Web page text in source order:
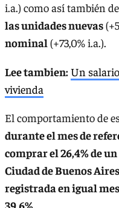
i.a.) como así también de
las unidades nuevas
nominal (+73,0% i.a.).
Lee tambien:Un
vivienda
El comportamiento de
durante el mes de
comprar el 26,4% de
Ciudad de Buenos
registrada en igual